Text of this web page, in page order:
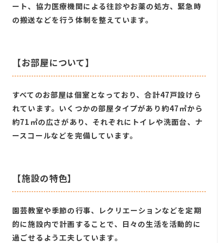
ート、協力医療機関による往診やお薬の処方、緊急時
の搬送などを行う体制を整えています。
【お部屋について】
すべてのお部屋は個室となっており、合計47戸設けら
れています。いくつかの部屋タイプがあり約47㎡から
約71㎡の広さがあり、それぞれにトイレや洗面台、ナ
ースコールなどを完備しています。
【施設の特色】
園芸教室や季節の行事、レクリエーションなどを定期
的に施設内で計画することで、日々の生活を活動的に
過ごせるよう工夫しています。